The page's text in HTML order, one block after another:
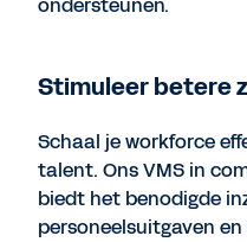
Stimuleer betere
Schaal je workforce
talent. Ons VMS in
biedt het benodigde
personeelsuitgaven